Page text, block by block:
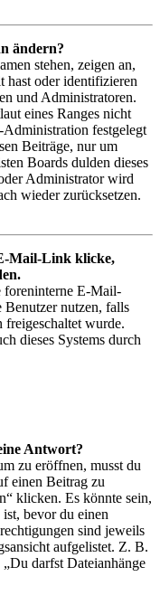
ändern?
stehen, zeigen an,
hast oder identifizieren
und Administratoren.
eines Ranges nicht
festgelegt
Beiträge, nur um
Boards dulden dieses
Administrator wird
wieder zurücksetzen.
Mail-Link klicke,
foreninterne E-Mail-
nutzen, falls
wurde.
dieses Systems durch
Antwort?
zu eröffnen, musst du
einen Beitrag zu
klicken. Es könnte sein,
bevor du einen
sind jeweils
aufgelistet. Z. B.
darfst Dateianhänge